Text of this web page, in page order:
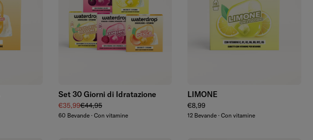
Set 30 Giorni di Idratazione
Prezzo di vendita
€35,99Prezzo regolare
€44,95
60 Bevande · Con vitamine
LIMONE
Prezzo regolare
€8,99
12 Bevande · Con vitamine